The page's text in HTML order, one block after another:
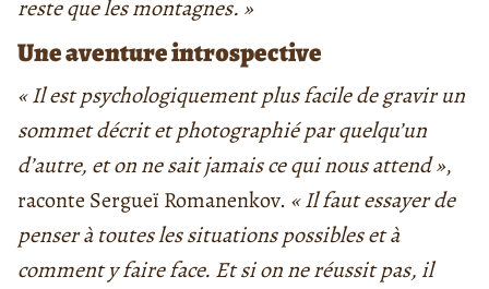
reste que les montagnes. »
Une aventure introspective
« Il est psychologiquement plus facile de gravir un
sommet décrit et photographié par quelqu’un
d’autre, et on ne sait jamais ce qui nous attend »,
raconte Sergueï Romanenkov. « Il faut essayer de
penser à toutes les situations possibles et à
comment y faire face. Et si on ne réussit pas, il